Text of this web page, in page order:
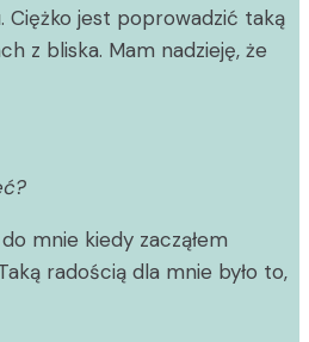
Ciężko jest poprowadzić taką
z bliska. Mam nadzieję, że
mnie kiedy zacząłem
radością dla mnie było to,